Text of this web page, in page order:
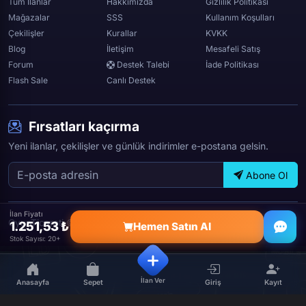
Mağazalar
Çekilişler
Blog
Forum
Flash Sale
SSS
Kurallar
İletişim
Destek Talebi
Canlı Destek
Kullanım Koşulları
KVKK
Mesafeli Satış
İade Politikası
Fırsatları kaçırma
Yeni ilanlar, çekilişler ve günlük indirimler e-postana gelsin.
Abone Ol
OyunTicareti © 2026 — Tüm hakları saklıdır.
İlan Fiyatı
1.251,53 ₺
Stok Sayısı: 20+
Hemen Satın Al
Anasayfa Sepet İlan Ver Giriş Kayıt